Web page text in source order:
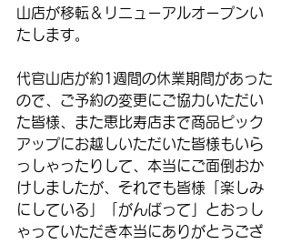
山店が移転＆リニューアルオープンい
たします。
代官山店が約1週間の休業期間があった
ので、ご予約の変更にご協力いただい
た皆様、また恵比寿店まで商品ピック
アップにお越しいただいた皆様もいら
っしゃったりして、本当にご面倒おか
けしましたが、それでも皆様「楽しみ
にしている」「がんばって」とおっし
ゃっていただき本当にありがとうござ